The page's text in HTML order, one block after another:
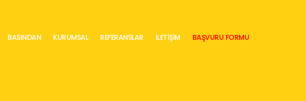
BASINDAN KURUMSAL REFERANSLAR İLETİŞİM BAŞVURU FORMU